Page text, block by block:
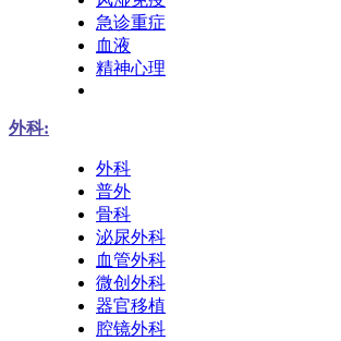
急诊重症
血液
精神心理
外科:
外科
普外
骨科
泌尿外科
血管外科
微创外科
器官移植
腔镜外科